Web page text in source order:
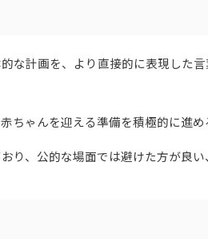
な計画を、より直接的に表現した
ゃんを迎える準備を積極的に進め
、公的な場面では避けた方が良い